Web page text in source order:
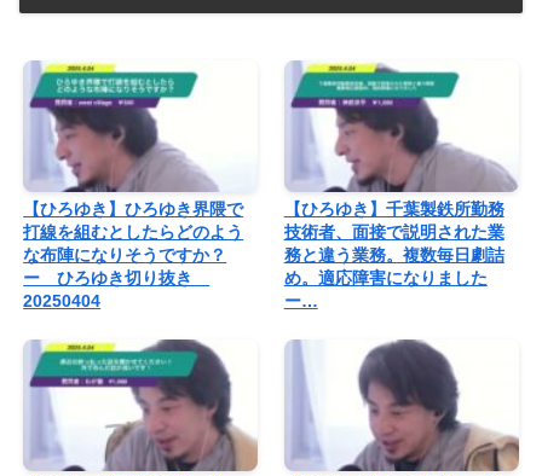
【ひろゆき】ひろゆき界隈で
打線を組むとしたらどのよう
な布陣になりそうですか？
ー ひろゆき切り抜き
20250404
【ひろゆき】千葉製鉄所勤務
技術者、面接で説明された業
務と違う業務。複数毎日劇詰
め。適応障害になりました
ー…